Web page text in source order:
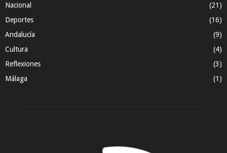
Nacional
(21)
Deportes
(16)
Andalucía
(9)
Cultura
(4)
Reflexiones
(3)
Málaga
(1)